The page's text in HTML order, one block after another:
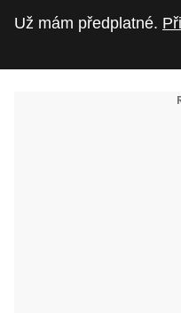
Už mám předplatné.